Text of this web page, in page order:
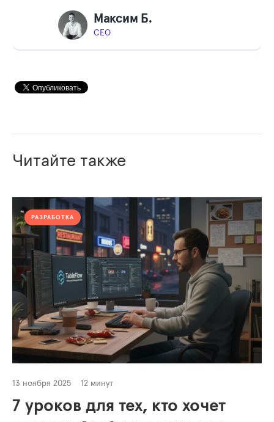
Максим Б.
CEO
Читайте также
РАЗРАБОТКА
13 ноября 2025 12 минут
7 уроков для тех, кто хочет